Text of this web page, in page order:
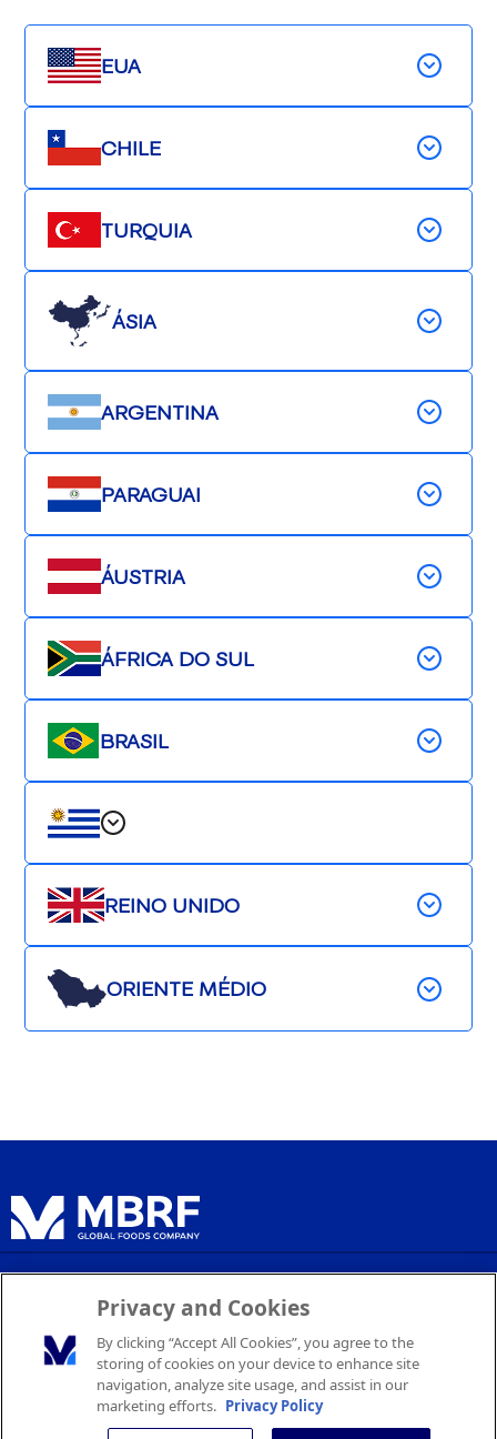
EUA
CHILE
TURQUIA
ÁSIA
ARGENTINA
PARAGUAI
ÁUSTRIA
ÁFRICA DO SUL
BRASIL
REINO UNIDO
ORIENTE MÉDIO
© 2026 MBRF. Todos os direitos reservados.
Política de Privacidade
Termos de Serviço
Configurações de Cookies
Privacy and Cookies
By clicking “Accept All Cookies”, you agree to the
storing of cookies on your device to enhance site
navigation, analyze site usage, and assist in our
marketing efforts. Privacy Policy